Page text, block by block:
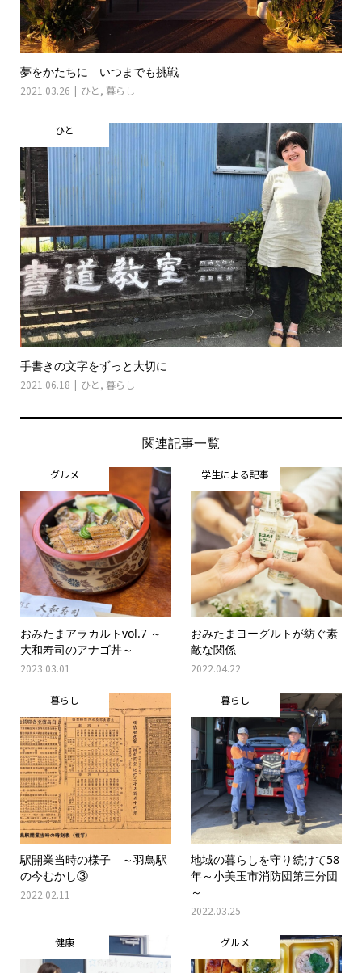
夢をかたちに いつまでも挑戦
2021.03.26 ひと , 暮らし
ひと
手書きの文字をずっと大切に
2021.06.18 ひと , 暮らし
関連記事一覧
グルメ
おみたまアラカルトvol.7 ～
大和寿司のアナゴ丼～
2023.03.01
学生による記事
おみたまヨーグルトが紡ぐ素
敵な関係
2022.04.22
暮らし
駅開業当時の様子 ～羽鳥駅
の今むかし③
2022.02.11
暮らし
地域の暮らしを守り続けて58
年～小美玉市消防団第三分団
～
2022.03.25
健康 グルメ